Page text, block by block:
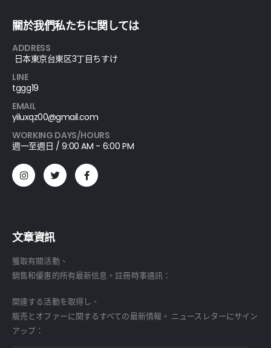
關於我們私たちに関しては
ADDRESS
日本東京台東区3丁目ちすけ
LINE
tggg19
EMAIL
yiluxqz00@gmail.com
WORKING DAYS/HOURS
週一至週日 / 9:00 AM - 6:00 PM
文章資訊
獲取有關活動、
銷售和優惠的所有最新信息。註冊時事通訊：
関連する活動を取得し、
販売とオファーに関するすべての最新情報。 ニュースレターにサイン
アップ：